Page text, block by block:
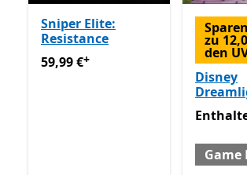
Sniper Elite:
Resistance
59,99 €Enthält In-App-Käufe
59,99 €+
zu
den
Disney
Game